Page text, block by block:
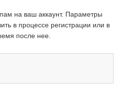
на ваш аккаунт. Параметры
в процессе регистрации или в
после нее.